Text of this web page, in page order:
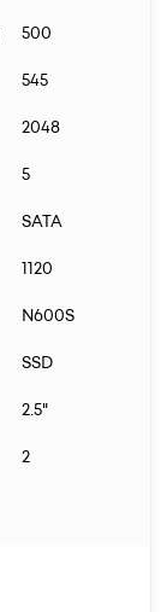
500
545
2048
5
SATA
1120
N600S
SSD
2.5"
2